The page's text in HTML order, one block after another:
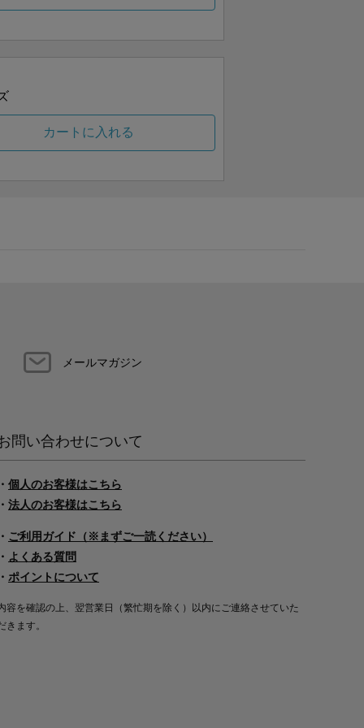
カートに入れる
メールマガジン
問い合わせについて
・ 個人のお客様はこちら
・ 法人のお客様はこちら
・ ご利用ガイド（※まずご一読ください）
・ よくある質問
・ ポイントについて
容を確認の上、翌営業日（繁忙期を除く）以内にご連絡させていた
きます。